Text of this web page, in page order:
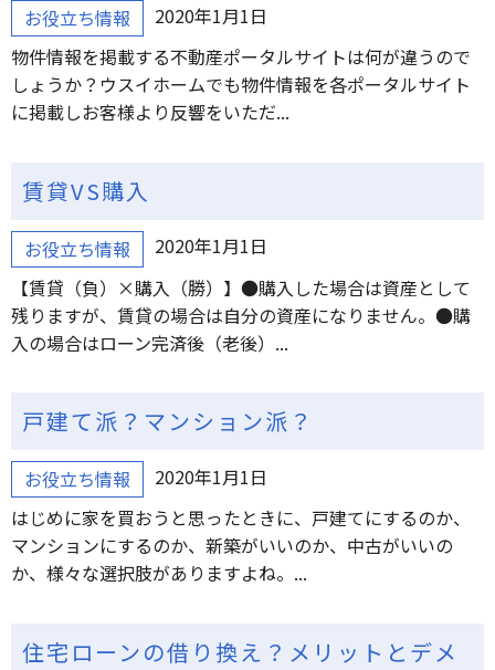
お役立ち情報
2020年1月1日
物件情報を掲載する不動産ポータルサイトは何が違うので
しょうか？ウスイホームでも物件情報を各ポータルサイト
に掲載しお客様より反響をいただ...
賃貸VS購入
お役立ち情報
2020年1月1日
【賃貸（負）×購入（勝）】●購入した場合は資産として
残りますが、賃貸の場合は自分の資産になりません。●購
入の場合はローン完済後（老後）...
戸建て派？マンション派？
お役立ち情報
2020年1月1日
はじめに家を買おうと思ったときに、戸建てにするのか、
マンションにするのか、新築がいいのか、中古がいいの
か、様々な選択肢がありますよね。...
住宅ローンの借り換え？メリットとデメ